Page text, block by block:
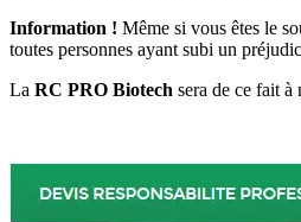
Information ! Même si vous êtes le
toutes personnes ayant subi un
La RC PRO Biotech sera de ce fait